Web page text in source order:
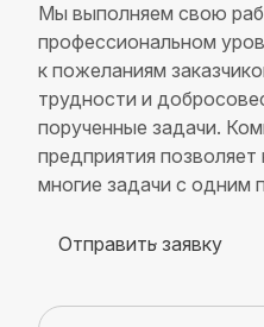
Мы выполняем свою
профессиональном
к пожеланиям
трудности и
порученные задачи.
предприятия
многие задачи с одним
Отправить заявку